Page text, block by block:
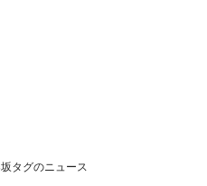
タグのニュース